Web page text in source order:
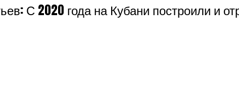
С 2020 года на Кубани построили и